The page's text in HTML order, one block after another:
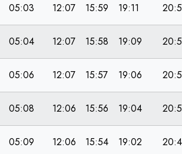
05:03 12:07 15:59 19:11
05:04 12:07 15:58 19:09
05:06 12:07 15:57 19:06
05:08 12:06 15:56 19:04
05:09 12:06 15:54 19:02